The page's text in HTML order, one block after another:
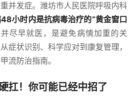
并发症。潍坊市人民医院呼吸内科
小时内是抗病毒治疗的“黄金窗口
尽早就医，是避免病情加重的关
症状识别、科学应对到康复管理，
流防治指南。
扛！你可能已经中招了